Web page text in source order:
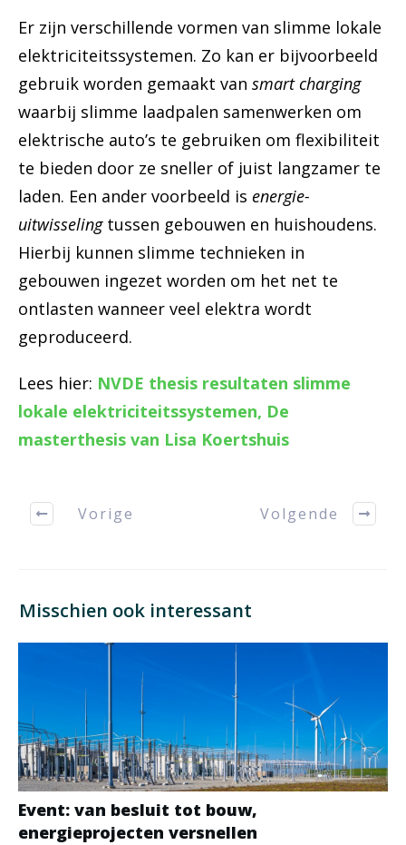
Er zijn verschillende vormen van slimme lokale
elektriciteitssystemen. Zo kan er bijvoorbeeld
gebruik worden gemaakt van smart charging
waarbij slimme laadpalen samenwerken om
elektrische auto’s te gebruiken om flexibiliteit
te bieden door ze sneller of juist langzamer te
laden. Een ander voorbeeld is energie-
uitwisseling tussen gebouwen en huishoudens.
Hierbij kunnen slimme technieken in
gebouwen ingezet worden om het net te
ontlasten wanneer veel elektra wordt
geproduceerd.
Lees hier: NVDE thesis resultaten slimme
lokale elektriciteitssystemen, De
masterthesis van Lisa Koertshuis
Vorige Volgende
Misschien ook interessant
Event: van besluit tot bouw,
energieprojecten versnellen